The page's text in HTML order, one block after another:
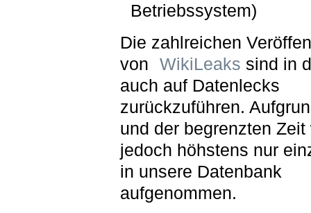
Betriebssystem)
Die zahlreichen
von
WikiLeaks sind in
auch auf Datenlecks
zurückzuführen.
und der begrenzten Zeit
jedoch höhstens nur
in unsere Datenbank
aufgenommen.